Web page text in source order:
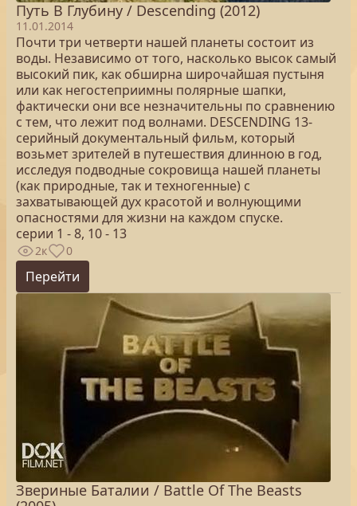
Путь В Глубину / Descending (2012)
11.01.2014
Почти три четверти нашей планеты состоит из
воды. Независимо от того, насколько высок самый
высокий пик, как обширна широчайшая пустыня
или как негостеприимны полярные шапки,
фактически они все незначительны по сравнению
с тем, что лежит под волнами. DESCENDING 13-
серийный документальный фильм, который
возьмет зрителей в путешествия длинною в год,
исследуя подводные сокровища нашей планеты
(как природные, так и техногенные) с
захватывающей дух красотой и волнующими
опасностями для жизни на каждом спуске.
серии 1 - 8, 10 - 13
2к 0
Перейти
Звериные Баталии / Battle Of The Beasts